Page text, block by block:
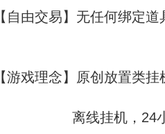
【自由交易】无任何绑定
【游戏理念】原创放置类
离线挂机，24小时开